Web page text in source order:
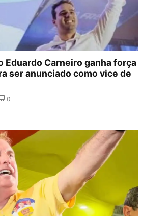
Eduardo Carneiro ganha força
ser anunciado como vice de
0